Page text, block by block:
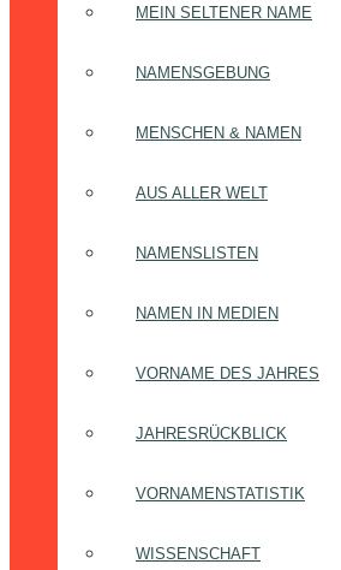
MEIN SELTENER NAME
NAMENSGEBUNG
MENSCHEN & NAMEN
AUS ALLER WELT
NAMENSLISTEN
NAMEN IN MEDIEN
VORNAME DES JAHRES
JAHRESRÜCKBLICK
VORNAMENSTATISTIK
WISSENSCHAFT